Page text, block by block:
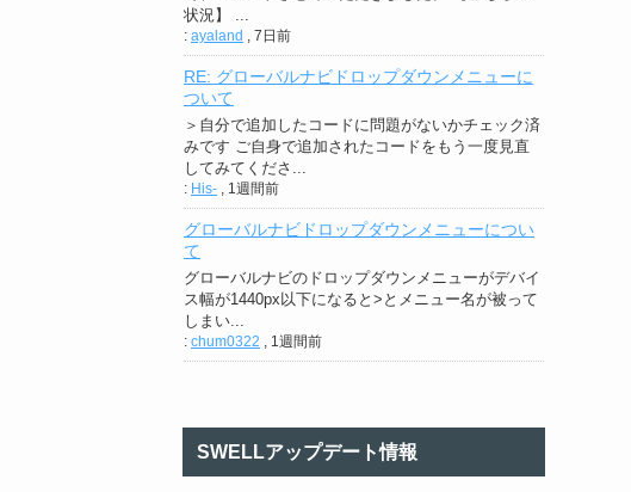
状況】 ...
: ayaland 7日前
RE: グローバルナビドロップダウンメニューに
ついて
＞自分で追加したコードに問題がないかチェック済
みです ご自身で追加されたコードをもう一度見直
してみてくださ...
: His- 1週間前
グローバルナビドロップダウンメニューについ
て
グローバルナビのドロップダウンメニューがデバイ
ス幅が1440px以下になると>とメニュー名が被って
しまい...
: chum0322 1週間前
SWELLアップデート情報